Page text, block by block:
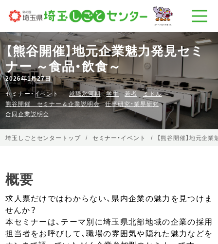
【熊谷開催】地元企業魅力発見セミ
ナー ～食品・飲食～
2026年1月27日
セミナー・イベント
就職氷河期 学生 若者
ミドル
熊谷開催 セミナー＆企業説明会
仕事研究・業界研究
合同企業説明会
埼玉しごとセンタートップ セミナー・イベント 【熊谷開催】地元企
概要
求人票だけではわからない、県内企業の魅力を見つけま
せんか？
本セミナーは、テーマ別に埼玉県北部地域の企業の採用
担当者をお呼びして、職場の雰囲気や隠れた魅力などを